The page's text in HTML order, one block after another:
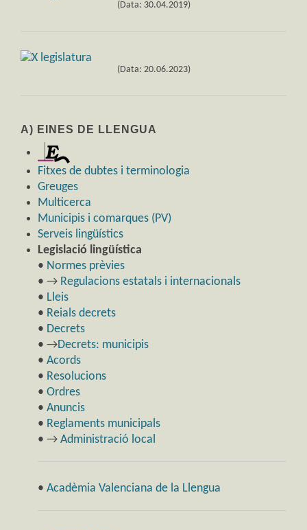
(Data: 30.04.2019)
(Data: 20.06.2023)
A) EINES DE LLENGUA
Fitxes de dubtes i terminologia
Greuges
Multicerca
Municipis i comarques (PV)
Serveis lingüístics
Legislació lingüística
• Normes prèvies
• → Regulacions estatals i internacionals
• Lleis
• Reials decrets
• Decrets
• →Decrets: municipis
• Acords
• Resolucions
• Ordres
• Anuncis
• Reglaments municipals
• → Administració local
• Acadèmia Valenciana de la Llengua